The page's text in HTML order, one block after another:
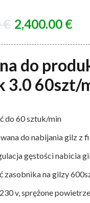
€ 2,400.00 €
do
3.0 60szt/
do 60 sztuk/min
do nabijania gilz z
gęstości nabicia
zasobnika na gilzy
v, sprężone